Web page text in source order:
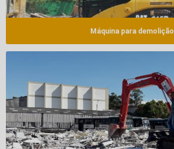
Máquina para demolição